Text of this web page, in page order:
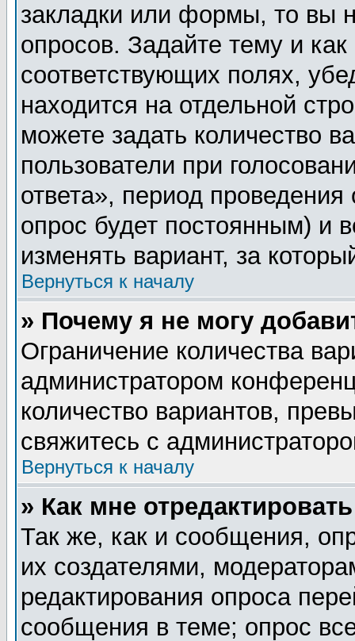
закладки или формы, то вы
опросов. Задайте тему и
соответствующих полях,
находится на отдельной
можете задать количество
пользователи при
ответа», период проведения
опрос будет постоянным) и
изменять вариант, за
Вернуться к началу
» Почему я не могу
Ограничение количества
администратором
количество вариантов,
свяжитесь с
Вернуться к началу
» Как мне
Так же, как и сообщения,
их создателями,
редактирования опроса
сообщения в теме; опрос